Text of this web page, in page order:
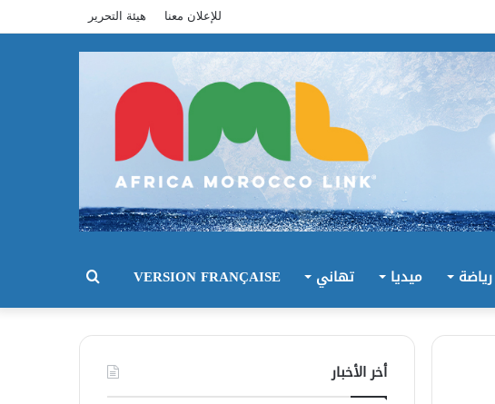
للإعلان معنا هيئة التحرير
رياضة ميديا تهاني VERSION FRANÇAISE بحث
أخر الأخبار